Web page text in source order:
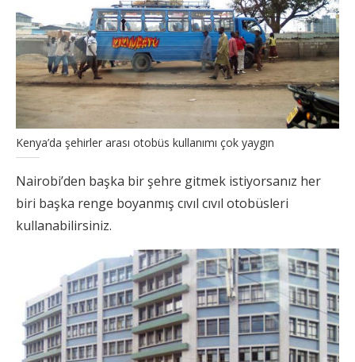
Kenya’da şehirler arası otobüs kullanımı çok yaygın
Nairobi’den başka bir şehre gitmek istiyorsanız her
biri başka renge boyanmış cıvıl cıvıl otobüsleri
kullanabilirsiniz.